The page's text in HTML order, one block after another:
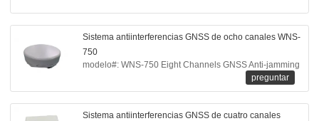
Sistema antiinterferencias GNSS de ocho canales WNS-
750
modelo#: WNS-750 Eight Channels GNSS Anti-jamming
preguntar
Sistema antiinterferencias GNSS de cuatro canales